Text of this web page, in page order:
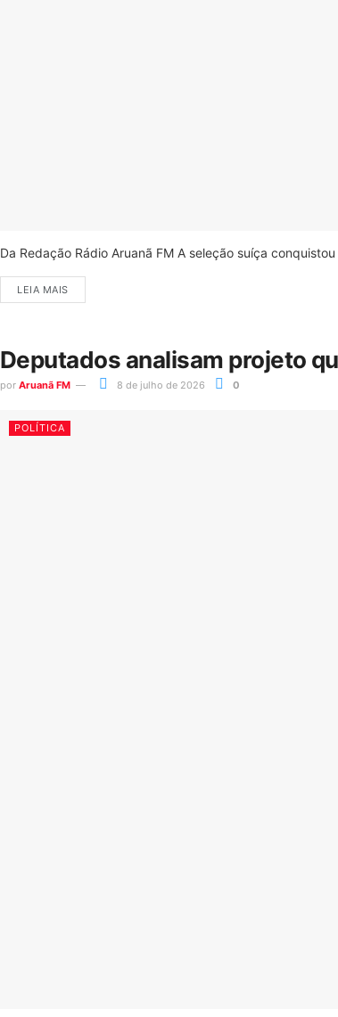
Da Redação Rádio Aruanã FM A seleção suíça
LEIA MAIS
Deputados analisam projeto
por Aruanã FM 8 de julho de 2026 0
POLÍTICA